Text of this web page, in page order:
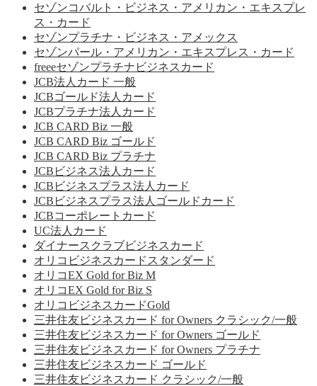
セゾンコバルト・ビジネス・アメリカン・エキスプレ
ス・カード
セゾンプラチナ・ビジネス・アメックス
セゾンパール・アメリカン・エキスプレス・カード
freeeセゾンプラチナビジネスカード
JCB法人カード 一般
JCBゴールド法人カード
JCBプラチナ法人カード
JCB CARD Biz 一般
JCB CARD Biz ゴールド
JCB CARD Biz プラチナ
JCBビジネス法人カード
JCBビジネスプラス法人カード
JCBビジネスプラス法人ゴールドカード
JCBコーポレートカード
UC法人カード
ダイナースクラブビジネスカード
オリコビジネスカードスタンダード
オリコEX Gold for Biz M
オリコEX Gold for Biz S
オリコビジネスカードGold
三井住友ビジネスカード for Owners クラシック/一般
三井住友ビジネスカード for Owners ゴールド
三井住友ビジネスカード for Owners プラチナ
三井住友ビジネスカード ゴールド
三井住友ビジネスカード クラシック/一般